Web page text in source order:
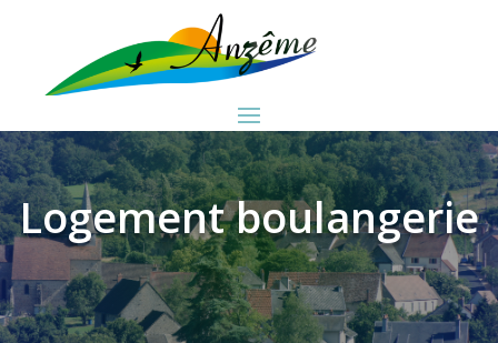
Logement boulangerie